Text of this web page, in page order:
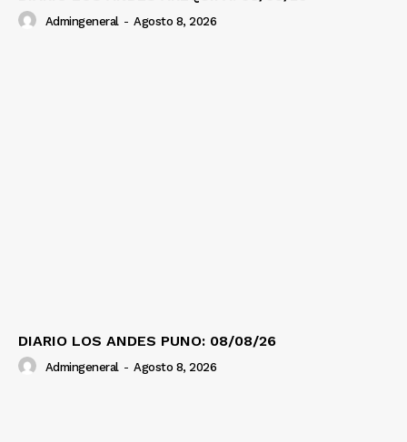
Admingeneral - Agosto 8, 2026
DIARIO LOS ANDES PUNO: 08/08/26
Admingeneral - Agosto 8, 2026